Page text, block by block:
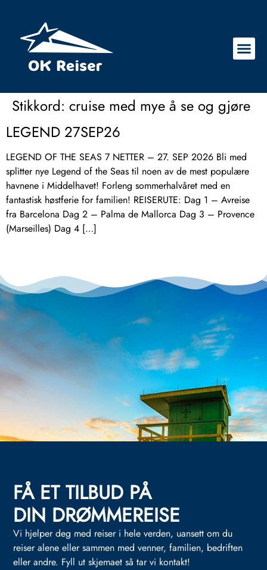
Stikkord: cruise med mye å se og gjøre
LEGEND 27SEP26
LEGEND OF THE SEAS 7 NETTER – 27. SEP 2026 Bli med
splitter nye Legend of the Seas til noen av de mest populære
havnene i Middelhavet! Forleng sommerhalvåret med en
fantastisk høstferie for familien! REISERUTE: Dag 1 – Avreise
fra Barcelona Dag 2 – Palma de Mallorca Dag 3 – Provence
(Marseilles) Dag 4 […]
FÅ ET TILBUD PÅ
DIN DRØMMEREISE
Vi hjelper deg med reiser i hele verden, uansett om du
reiser alene eller sammen med venner, familien, bedriften
eller andre. Fyll ut skjemaet så tar vi kontakt!